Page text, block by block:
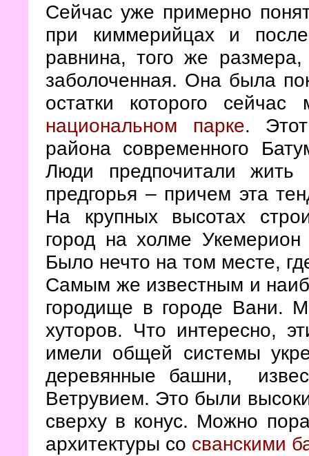
Сейчас уже примерно
при киммерийцах и
равнина, того же
заболоченная. Она была
остатки которого
национальном парке.
района современного
Люди предпочитали жить
предгорья – причем эта
На крупных высотах
город на холме
Было нечто на том месте,
Самым же известным и
городище в городе Вани.
хуторов. Что интересно,
имели общей системы
деревянные башни,
Ветрувием. Это были
сверху в конус. Можно
архитектуры со сванскими